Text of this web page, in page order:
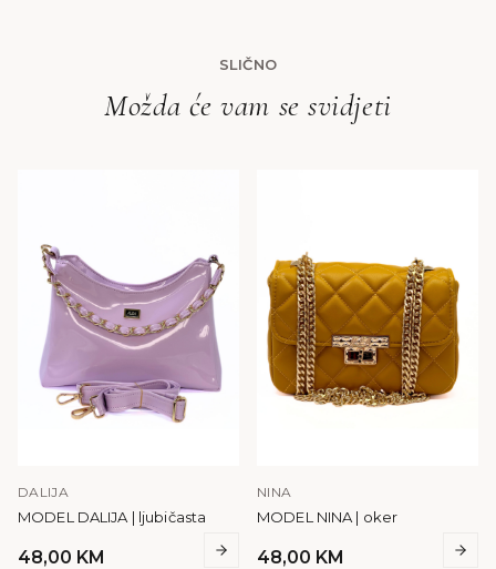
SLIČNO
Možda će vam se svidjeti
DALIJA
MODEL DALIJA | ljubičasta
48,00 KM
NINA
MODEL NINA | oker
48,00 KM